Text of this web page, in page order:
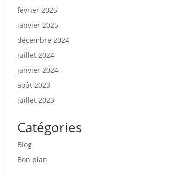
février 2025
janvier 2025
décembre 2024
juillet 2024
janvier 2024
août 2023
juillet 2023
Catégories
Blog
Bon plan